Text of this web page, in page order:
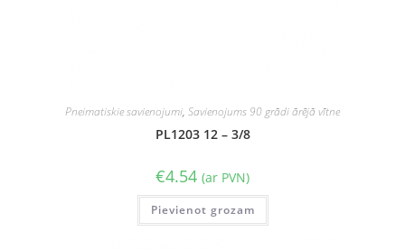
Pneimatiskie savienojumi, Savienojums 90 grādi ārējā vītne
PL1203 12 – 3/8
€4.54 (ar PVN)
Pievienot grozam